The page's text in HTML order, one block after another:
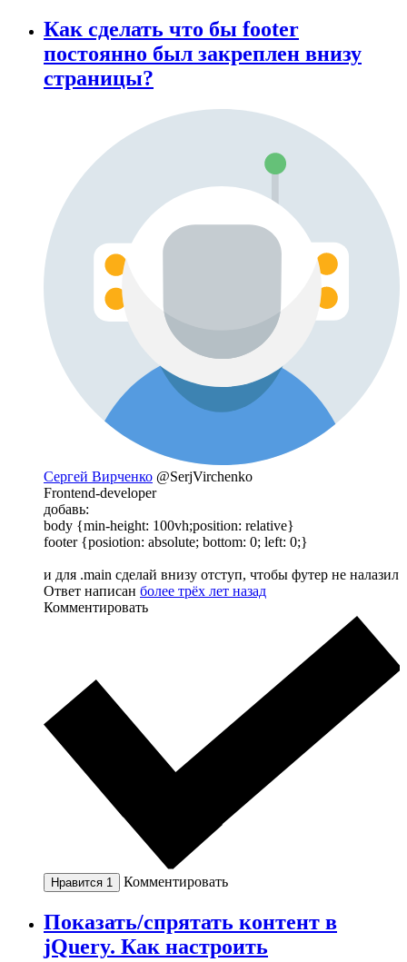
Как сделать что бы footer
постоянно был закреплен внизу
страницы?
Сергей Вирченко @SerjVirchenko
Frontend-developer
добавь:
body {min-height: 100vh;position: relative}
footer {posiotion: absolute; bottom: 0; left: 0;}
и для .main сделай внизу отступ, чтобы футер не налазил
Ответ написан более трёх лет назад
Комментировать
Нравится 1 Комментировать
Показать/спрятать контент в
jQuery. Как настроить